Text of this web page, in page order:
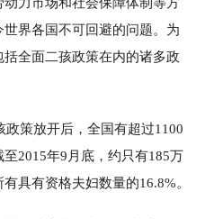
界各国不可回避的问题。为
全面二孩政策在内的诸多政
策放开后，全国有超过1100
2015年9月底，约只有185万
具有资格夫妇数量的16.8%。